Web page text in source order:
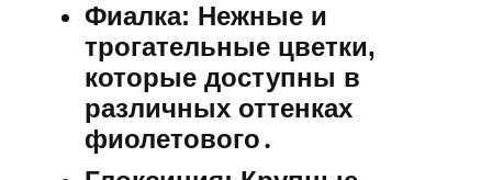
Фиалка: Нежные и
трогательные цветки,
которые доступны в
различных оттенках
фиолетового․